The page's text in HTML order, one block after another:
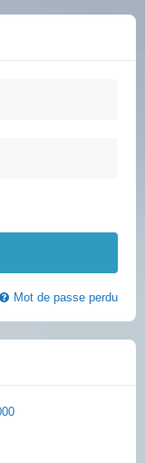
Mot de passe perdu